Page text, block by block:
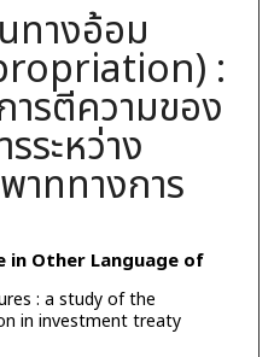
ทางอ้อม
:
รตีความของ
ระหว่าง
าททางการ
in Other Language of
: a study of the
in investment treaty